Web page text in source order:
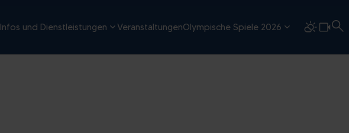
Infos und Dienstleistungen VeranstaltungenOlympische Spiele 2026